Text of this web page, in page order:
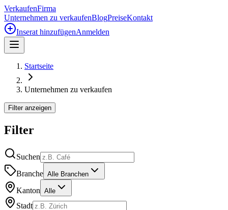
VerkaufenFirma
Unternehmen zu verkaufenBlogPreiseKontakt
Inserat hinzufügenAnmelden
Startseite
Unternehmen zu verkaufen
Filter anzeigen
Filter
Suchen
Branche Alle Branchen
Kanton Alle
Stadt